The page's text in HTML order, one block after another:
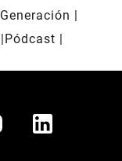
Generación
Pódcast